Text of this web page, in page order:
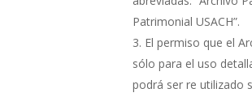
Patrimonial USACH”.
El permiso que el
sólo para el uso
podrá ser re utilizado